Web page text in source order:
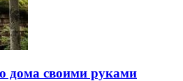
дома своими руками